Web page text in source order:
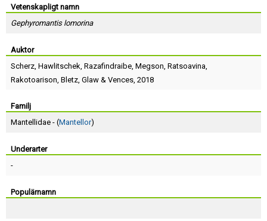
Vetenskapligt namn
Gephyromantis lomorina
Auktor
Scherz, Hawlitschek, Razafindraibe, Megson, Ratsoavina,
Rakotoarison, Bletz, Glaw & Vences, 2018
Familj
Mantellidae - (Mantellor)
Underarter
-
Populärnamn
Lösenord: